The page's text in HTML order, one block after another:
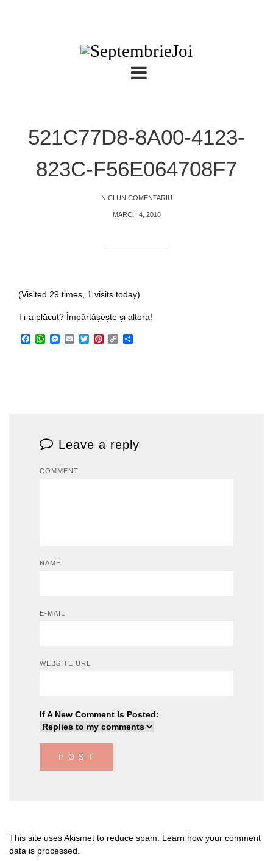
521C77D8-8A00-4123-
823C-F56E064708F7
NICI UN COMENTARIU
MARCH 4, 2018
(Visited 29 times, 1 visits today)
Ți-a plăcut? Împărtășește și altora!
Facebook
WhatsApp
Messenger
EmailTwitterPinterest
Copy
Leave a reply
COMMENT
NAME
E-MAIL
WEBSITE URL
If A New Comment Is Posted:
This site uses Akismet to reduce spam. Learn how your comment
data is processed